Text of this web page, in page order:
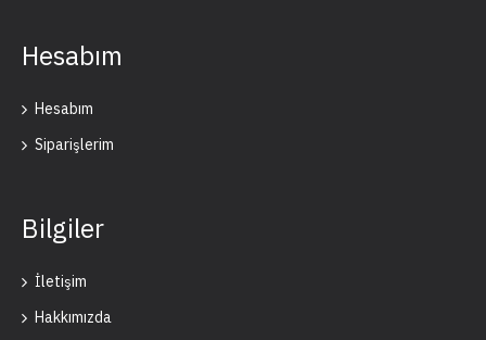
Hesabım
Hesabım
Siparişlerim
Bilgiler
İletişim
Hakkımızda